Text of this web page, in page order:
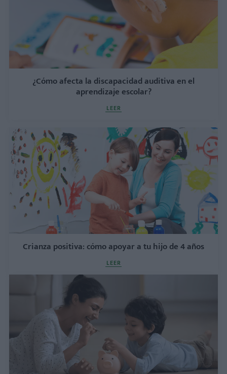
¿Cómo afecta la discapacidad auditiva en el
aprendizaje escolar?
LEER
Crianza positiva: cómo apoyar a tu hijo de 4 años
LEER